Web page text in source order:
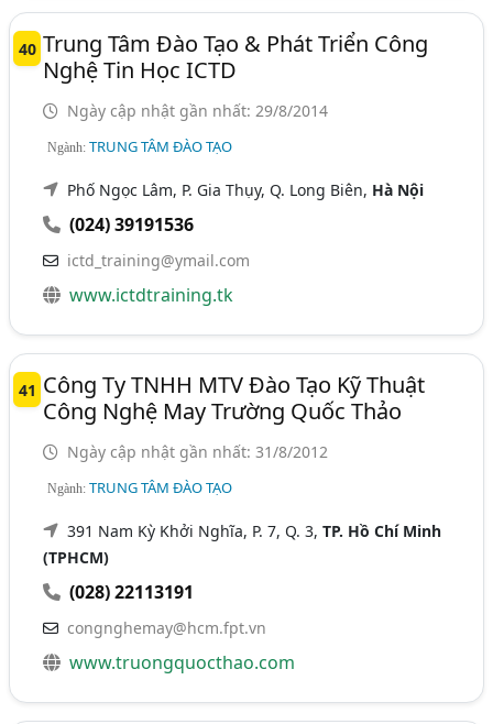
40 Trung Tâm Đào Tạo & Phát Triển Công
Nghệ Tin Học ICTD
Ngày cập nhật gần nhất: 29/8/2014
Ngành:TRUNG TÂM ĐÀO TẠO
Phố Ngọc Lâm, P. Gia Thụy, Q. Long Biên, Hà Nội
(024) 39191536
ictd_training@ymail.com
www.ictdtraining.tk
41 Công Ty TNHH MTV Đào Tạo Kỹ Thuật
Công Nghệ May Trường Quốc Thảo
Ngày cập nhật gần nhất: 31/8/2012
Ngành:TRUNG TÂM ĐÀO TẠO
391 Nam Kỳ Khởi Nghĩa, P. 7, Q. 3,TP. Hồ Chí Minh
(TPHCM)
(028) 22113191
congnghemay@hcm.fpt.vn
www.truongquocthao.com